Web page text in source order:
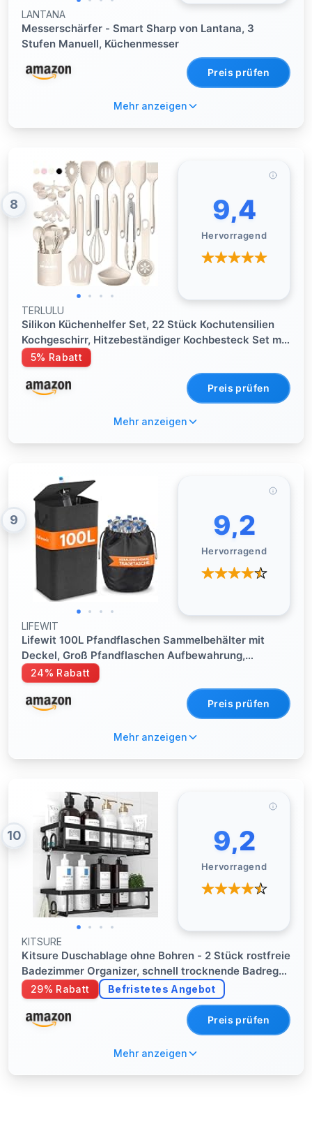
LANTANA
Messerschärfer - Smart Sharp von Lantana, 3
Stufen Manuell, Küchenmesser
Preis prüfen
Mehr anzeigen
8 9,4
Hervorragend
TERLULU
Silikon Küchenhelfer Set, 22 Stück Kochutensilien
Kochgeschirr, Hitzebeständiger Kochbesteck Set mit
Utensilienhalter, Gesund & Antihaft,
Spülmaschinengeeigne - Khaki
5% Rabatt
Preis prüfen
Mehr anzeigen
9 9,2
Hervorragend
LIFEWIT
Lifewit 100L Pfandflaschen Sammelbehälter mit
Deckel, Groß Pfandflaschen Aufbewahrung,
Behälter Leergut & Altglas Aufbewahrung,
Flaschensammler mit Loch Küche Abstellraum
Flaschentasche, Dunkelgrau
24% Rabatt
Preis prüfen
Mehr anzeigen
10 9,2
Hervorragend
KITSURE
Kitsure Duschablage ohne Bohren - 2 Stück rostfreie
Badezimmer Organizer, schnell trocknende Badregal,
mit großer Kapazität, langlebige Shampoo Halterung
für Dusche aus Edelstahl, Large, Schwarz
29% Rabatt Befristetes Angebot
Preis prüfen
Mehr anzeigen